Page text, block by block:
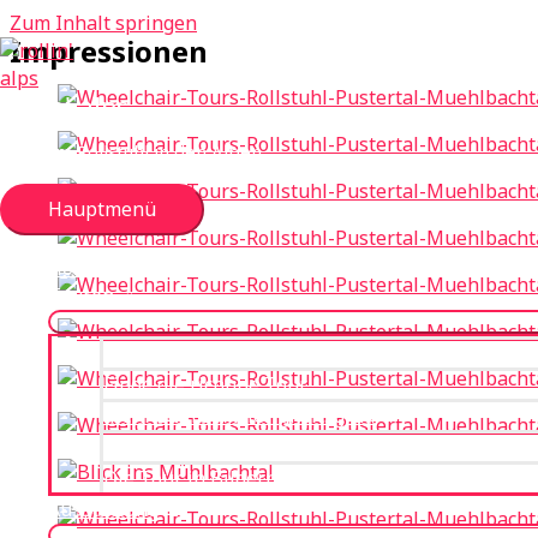
Zum Inhalt springen
rollin' alps
Mit dem Rollstuhl in den Alpen
Hauptmenü
Home
Touren
Finde die richtige Tour
Mehr zum Schwierigkeitsgrad
Die Tour in Bildern
Ausstattung
Impressionen